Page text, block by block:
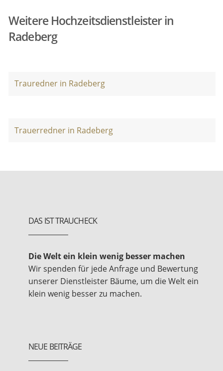
Weitere Hochzeitsdienstleister in
Radeberg
Trauredner in Radeberg
Trauerredner in Radeberg
DAS IST TRAUCHECK
Die Welt ein klein wenig besser machen
Wir spenden für jede Anfrage und Bewertung
unserer Dienstleister Bäume, um die Welt ein
klein wenig besser zu machen.
NEUE BEITRÄGE